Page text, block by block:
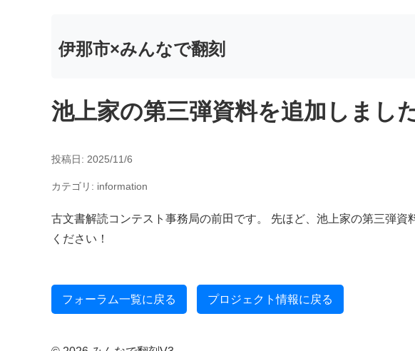
伊那市×みんなで翻刻
池上家の第三弾資料を追加しました
投稿日: 2025/11/6
カテゴリ: information
古文書解読コンテスト事務局の前田です。 先ほど、池上家の第三弾
ください！
フォーラム一覧に戻る プロジェクト情報に戻る